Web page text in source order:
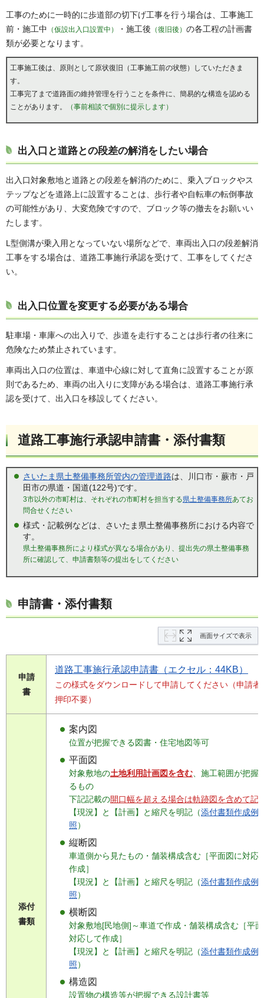
工事のために一時的に歩道部の切下げ工事を行う場合は、工事施工
前・施工中 （仮設出入口設置中） ・施工後 （復旧後） の各工程の計画書
類が必要となります。
工事施工後は、原則として原状復旧（工事施工前の状態）していただきま
す。
工事完了まで道路面の維持管理を行うことを条件に、簡易的な構造を認める
ことがあります。
（事前相談で個別に提示します）
出入口と道路との段差の解消をしたい場合
出入口対象敷地と道路との段差を解消のために、乗入ブロックやス
テップなどを道路上に設置することは、歩行者や自転車の転倒事故
の可能性があり、大変危険ですので、ブロック等の撤去をお願いい
たします。
L型側溝が乗入用となっていない場所などで、車両出入口の段差解消
工事をする場合は、道路工事施行承認を受けて、工事をしてくださ
い。
出入口位置を変更する必要がある場合
駐車場・車庫への出入りで、歩道を走行することは歩行者の往来に
危険なため禁止されています。
車両出入口の位置は、車道中心線に対して直角に設置することが原
則であるため、車両の出入りに支障がある場合は、道路工事施行承
認を受けて、出入口を移設してください。
道路工事施行承認申請書・添付書類
さいたま県土整備事務所管内の管理道路は、川口市・蕨市・戸
田市の県道・国道(122号)です。
3市以外の市町村は、それぞれの市町村を担当する県土整備事務所あてお
問合せください
様式・記載例などは、さいたま県土整備事務所における内容で
す。
県土整備事務所により様式が異なる場合があり、提出先の県土整備事務
所に確認して、申請書類等の提出をしてください
申請書・添付書類
画面サイズで表示
申請
書
道路工事施行承認申請書（エクセル：44KB）
この様式をダウンロードして申請してください（申請者
押印不要）
添付
書類
案内図
位置が把握できる図書・住宅地図等可
平面図
対象敷地の土地利用計画図を含む 、施工範囲が把握
るもの
下記記載の開口幅を超える場合は軌跡図を含めて記
【現況】と【計画】と縮尺を明記（添付書類作成例
照 ）
縦断図
車道側から見たもの・舗装構成含む［平面図に対応
作成］
【現況】と【計画】と縮尺を明記（添付書類作成例
照 ）
横断図
対象敷地[民地側]～車道で作成・舗装構成含む［平
対応して作成］
【現況】と【計画】と縮尺を明記（添付書類作成例
照 ）
構造図
設置物の構造等が把握できる設計書等